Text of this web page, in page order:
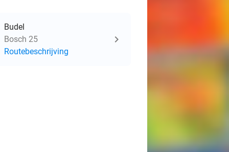
Budel
Bosch 25
Routebeschrijving